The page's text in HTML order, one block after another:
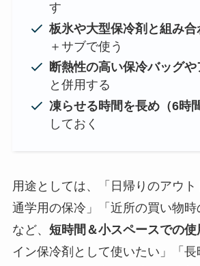
す
板氷や大型保冷剤と組み合
＋サブで使う
断熱性の高い保冷バッグや
と併用する
凍らせる時間を長め（6時
しておく
用途としては、「日帰りのアウト
通学用の保冷」「近所の買い物時
など、 短時間＆小スペースでの使
イン保冷剤として使いたい」「